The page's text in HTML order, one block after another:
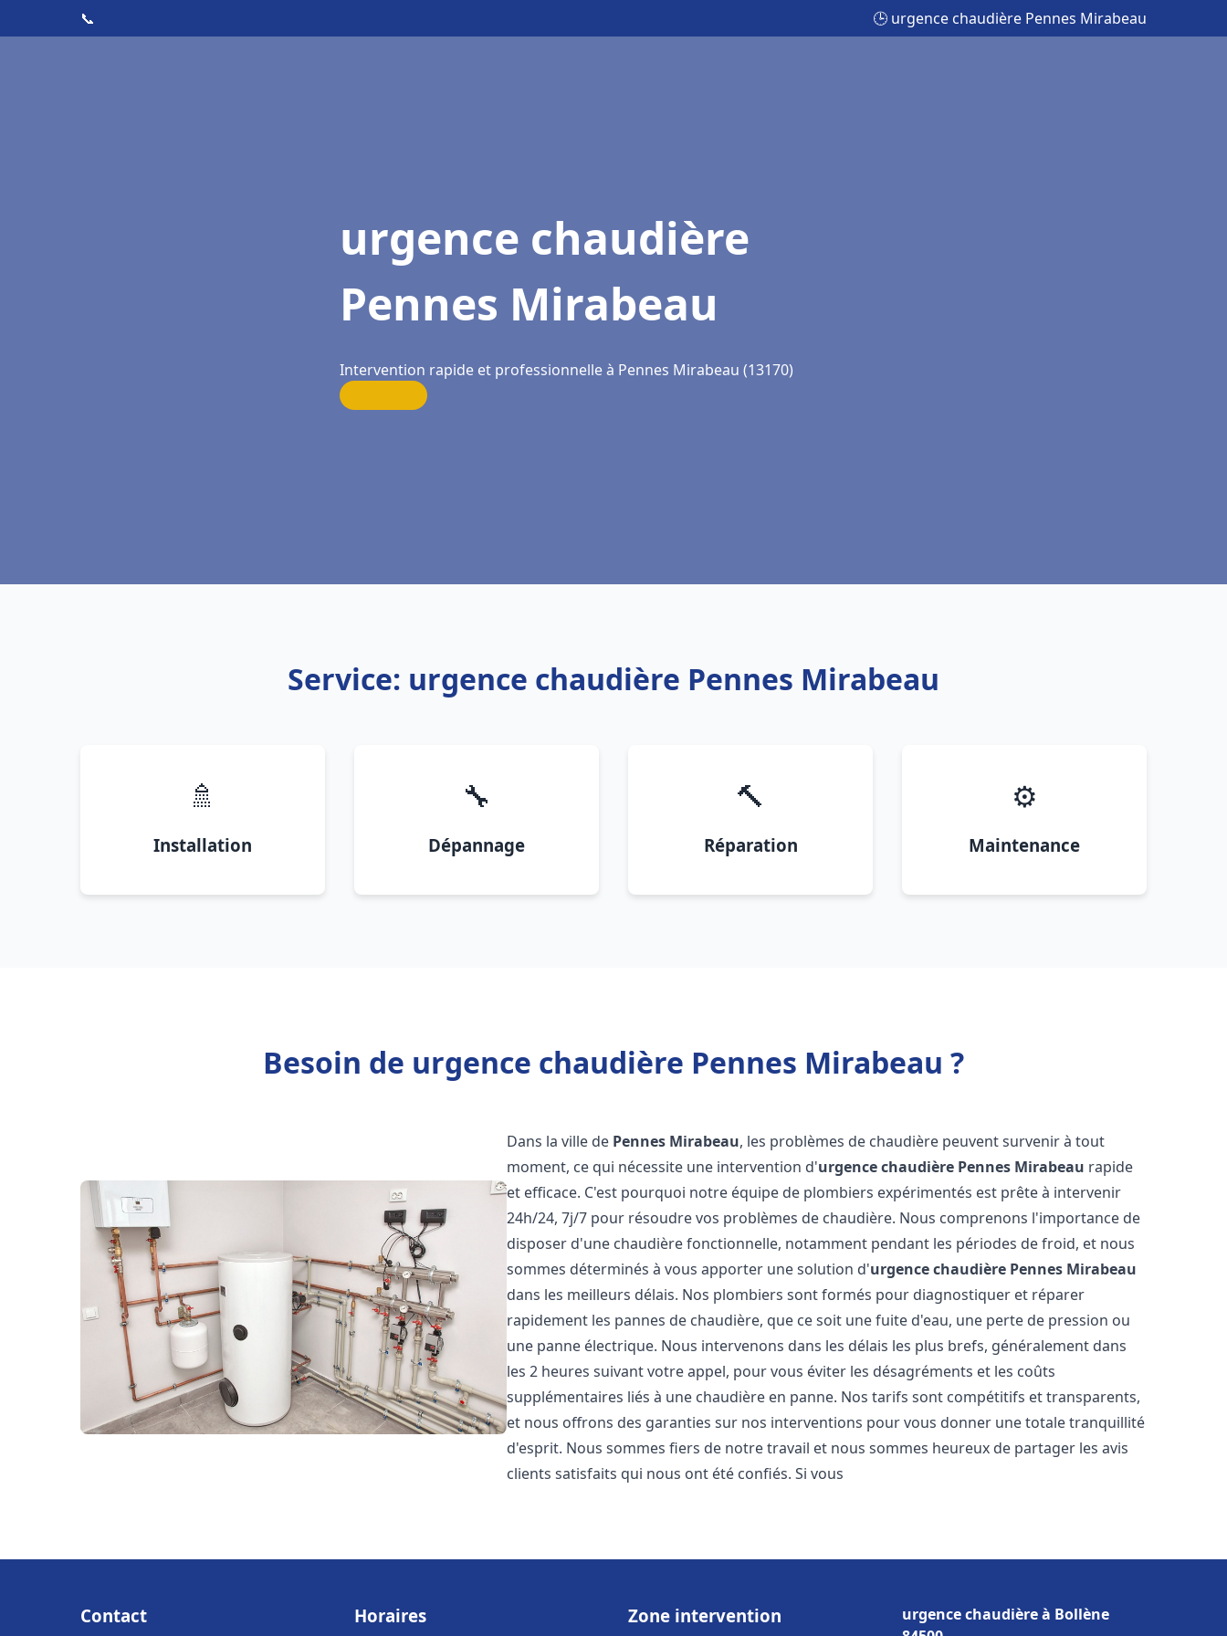
📞 🕒 urgence chaudière Pennes Mirabeau
urgence chaudière
Pennes Mirabeau
Intervention rapide et professionnelle à Pennes Mirabeau (13170)
Service: urgence chaudière Pennes Mirabeau
🚿
Installation
🔧
Dépannage
🔨
Réparation
⚙️
Maintenance
Besoin de urgence chaudière Pennes Mirabeau ?
Dans la ville de Pennes Mirabeau, les problèmes de chaudière peuvent survenir à tout
moment, ce qui nécessite une intervention d'urgence chaudière Pennes Mirabeau rapide
et efficace. C'est pourquoi notre équipe de plombiers expérimentés est prête à intervenir
24h/24, 7j/7 pour résoudre vos problèmes de chaudière. Nous comprenons l'importance de
disposer d'une chaudière fonctionnelle, notamment pendant les périodes de froid, et nous
sommes déterminés à vous apporter une solution d'urgence chaudière Pennes Mirabeau
dans les meilleurs délais. Nos plombiers sont formés pour diagnostiquer et réparer
rapidement les pannes de chaudière, que ce soit une fuite d'eau, une perte de pression ou
une panne électrique. Nous intervenons dans les délais les plus brefs, généralement dans
les 2 heures suivant votre appel, pour vous éviter les désagréments et les coûts
supplémentaires liés à une chaudière en panne. Nos tarifs sont compétitifs et transparents,
et nous offrons des garanties sur nos interventions pour vous donner une totale tranquillité
d'esprit. Nous sommes fiers de notre travail et nous sommes heureux de partager les avis
clients satisfaits qui nous ont été confiés. Si vous
Contact Horaires Zone intervention
urgence chaudière à Bollène